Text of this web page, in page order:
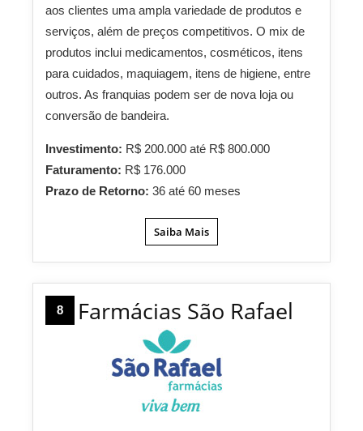
aos clientes uma ampla variedade de produtos e
serviços, além de preços competitivos. O mix de
produtos inclui medicamentos, cosméticos, itens
para cuidados, maquiagem, itens de higiene, entre
outros. As franquias podem ser de nova loja ou
conversão de bandeira.
Investimento: R$ 200.000 até R$ 800.000
Faturamento: R$ 176.000
Prazo de Retorno: 36 até 60 meses
Saiba Mais
8 Farmácias São Rafael